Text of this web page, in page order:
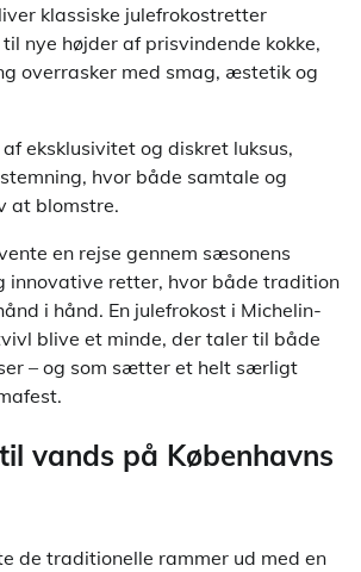
klassiske julefrokostretter
nye højder af prisvindende kokke,
overrasker med smag, æstetik og
eksklusivitet og diskret luksus,
hvor både samtale og
at blomstre.
en rejse gennem sæsonens
innovative retter, hvor både tradition
i hånd. En julefrokost i Michelin-
blive et minde, der taler til både
– og som sætter et helt særligt
vands på Københavns
de traditionelle rammer ud med en